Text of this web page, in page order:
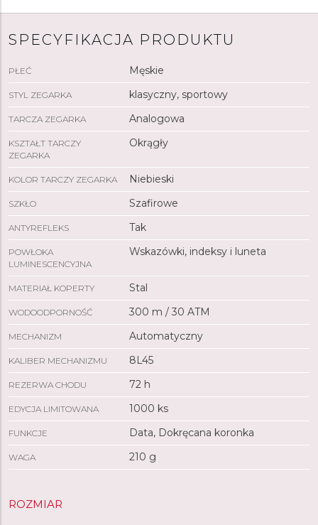
SPECYFIKACJA PRODUKTU
PŁEĆ Męskie
STYL ZEGARKA klasyczny, sportowy
TARCZA ZEGARKA Analogowa
KSZTAŁT TARCZY
ZEGARKA
Okrągły
KOLOR TARCZY ZEGARKA Niebieski
SZKŁO Szafirowe
ANTYREFLEKS Tak
POWŁOKA
LUMINESCENCYJNA
Wskazówki, indeksy i luneta
MATERIAŁ KOPERTY Stal
WODOODPORNOŚĆ 300 m / 30 ATM
MECHANIZM Automatyczny
KALIBER MECHANIZMU 8L45
REZERWA CHODU 72 h
EDYCJA LIMITOWANA 1000 ks
FUNKCJE Data, Dokręcana koronka
WAGA 210 g
ROZMIAR